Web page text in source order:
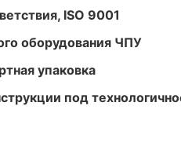
ISO 9001
оборудования ЧПУ
упаковка
под